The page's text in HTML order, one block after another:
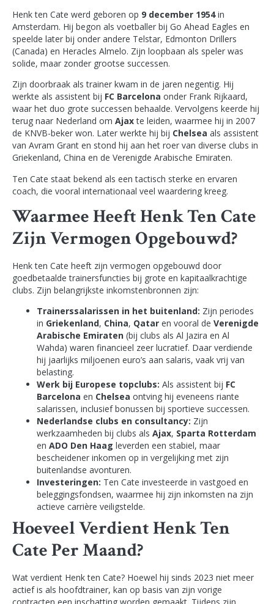
Henk ten Cate werd geboren op 9 december 1954in
Amsterdam. Hij begon als voetballer bij Go Ahead Eagles en
speelde later bij onder andere Telstar, Edmonton Drillers
(Canada) en Heracles Almelo. Zijn loopbaan als speler was
solide, maar zonder grootse successen.
Zijn doorbraak als trainer kwam in de jaren negentig. Hij
werkte als assistent bij FC Barcelona onder Frank Rijkaard,
waar het duo grote successen behaalde. Vervolgens keerde hij
terug naar Nederland om Ajaxte leiden, waarmee hij in 2007
de KNVB-beker won. Later werkte hij bij Chelsea als assistent
van Avram Grant en stond hij aan het roer van diverse clubs in
Griekenland, China en de Verenigde Arabische Emiraten.
Ten Cate staat bekend als een tactisch sterke en ervaren
coach, die vooral internationaal veel waardering kreeg.
Waarmee Heeft Henk Ten Cate
Zijn Vermogen Opgebouwd?
Henk ten Cate heeft zijn vermogen opgebouwd door
goedbetaalde trainersfuncties bij grote en kapitaalkrachtige
clubs. Zijn belangrijkste inkomstenbronnen zijn:
Trainerssalarissen in het buitenland: Zijn periodes
in Griekenland, China, Qatar en vooral de Verenigde
Arabische Emiraten (bij clubs als Al Jazira en Al
Wahda) waren financieel zeer lucratief. Daar verdiende
hij jaarlijks miljoenen euro’s aan salaris, vaak vrij van
belasting.
Werk bij Europese topclubs: Als assistent bij FC
Barcelona en Chelsea ontving hij eveneens riante
salarissen, inclusief bonussen bij sportieve successen.
Nederlandse clubs en consultancy: Zijn
werkzaamheden bij clubs als Ajax, Sparta Rotterdam
en ADO Den Haag leverden een stabiel, maar
bescheidener inkomen op in vergelijking met zijn
buitenlandse avonturen.
Investeringen: Ten Cate investeerde in vastgoed en
beleggingsfondsen, waarmee hij zijn inkomsten na zijn
actieve carrière veiligstelde.
Hoeveel Verdient Henk Ten
Cate Per Maand?
Wat verdient Henk ten Cate? Hoewel hij sinds 2023 niet meer
actief is als hoofdtrainer, kan op basis van zijn vorige